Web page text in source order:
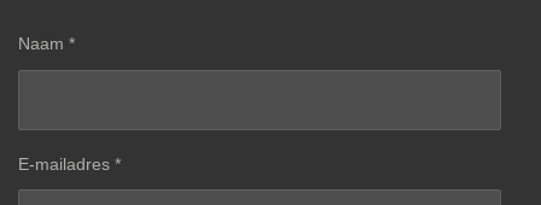
Naam *
E-mailadres *